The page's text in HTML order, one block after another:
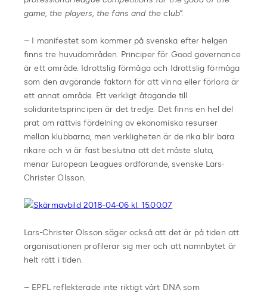
game, the players, the fans and theclub”.
– I manifestet som kommer på svenska efter helgen
finns tre huvudområden. Principer för Good governance
är ett område. Idrottslig förmåga och Idrottslig förmåga
som den avgörande faktorn för att vinna eller förlora är
ett annat område. Ett verkligt åtagande till
solidaritetsprincipen är det tredje. Det finns en hel del
prat om rättvis fördelning av ekonomiska resurser
mellan klubbarna, men verkligheten är de rika blir bara
rikare och vi är fast beslutna att det måste sluta,
menar European Leagues ordförande, svenske Lars-
Christer Olsson.
Lars-Christer Olsson säger också att det är på tiden att
organisationen profilerar sig mer och att namnbytet är
helt rätt i tiden.
– EPFL reflekterade inte riktigt vårt DNA som